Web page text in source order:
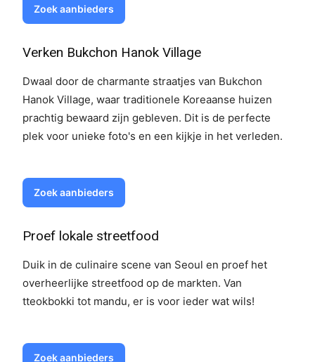
Zoek aanbieders
Verken Bukchon Hanok Village
Dwaal door de charmante straatjes van Bukchon
Hanok Village, waar traditionele Koreaanse huizen
prachtig bewaard zijn gebleven. Dit is de perfecte
plek voor unieke foto's en een kijkje in het verleden.
Zoek aanbieders
Proef lokale streetfood
Duik in de culinaire scene van Seoul en proef het
overheerlijke streetfood op de markten. Van
tteokbokki tot mandu, er is voor ieder wat wils!
Zoek aanbieders